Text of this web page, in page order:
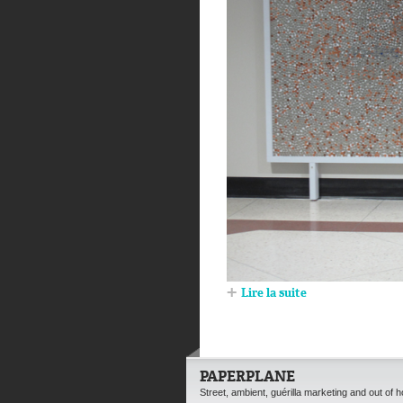
Lire la suite
PAPERPLANE
Street, ambient, guérilla marketing and out of